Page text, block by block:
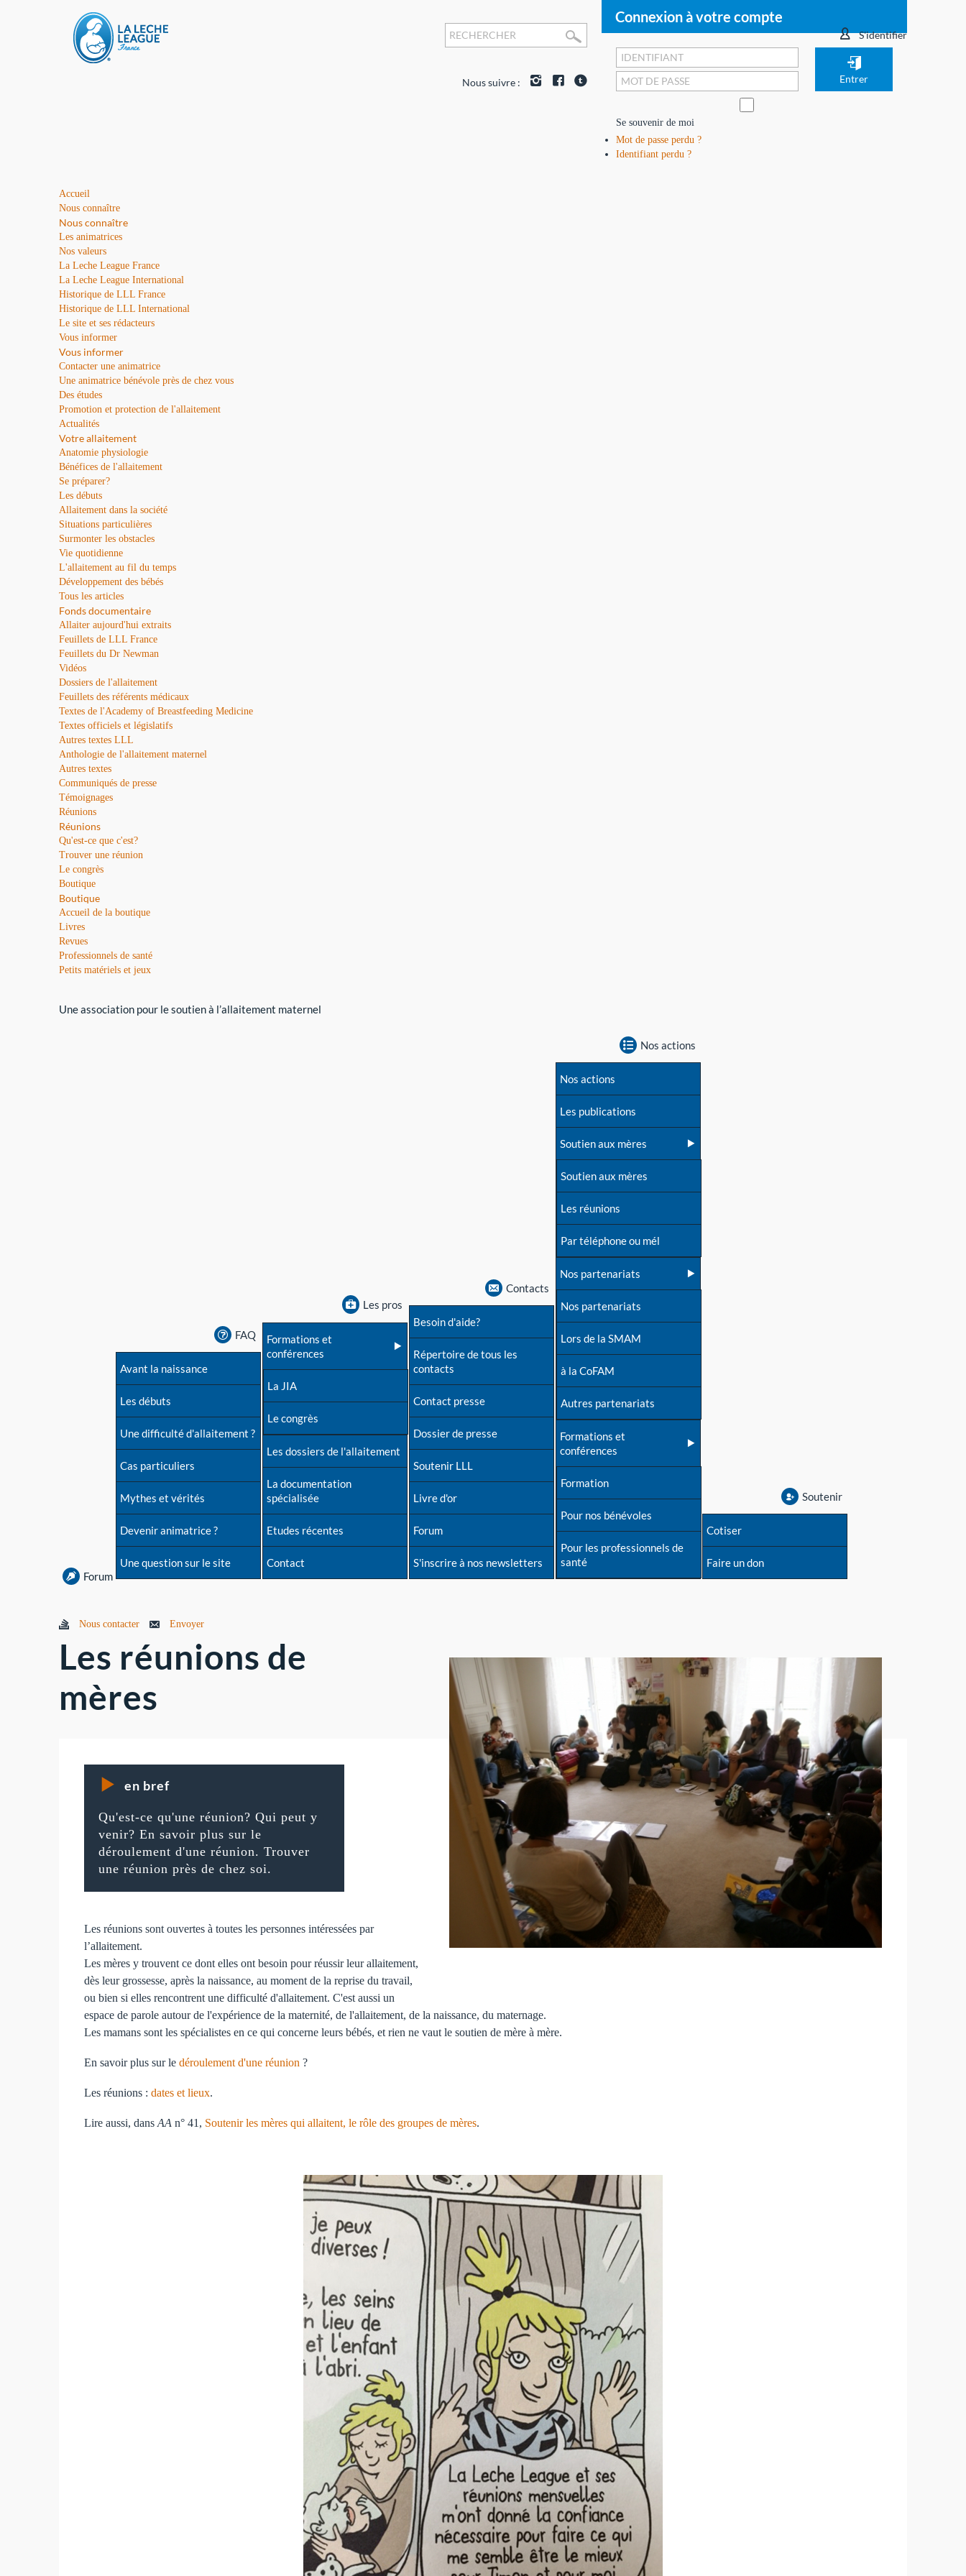
S'identifier
Connexion à votre compte
Se souvenir de moi
Mot de passe perdu ?
Identifiant perdu ?
Nous suivre :
Accueil
Nous connaître
Nous connaître
Les animatrices
Nos valeurs
La Leche League France
La Leche League International
Historique de LLL France
Historique de LLL International
Le site et ses rédacteurs
Vous informer
Vous informer
Contacter une animatrice
Une animatrice bénévole près de chez vous
Des études
Promotion et protection de l'allaitement
Actualités
Votre allaitement
Anatomie physiologie
Bénéfices de l'allaitement
Se préparer?
Les débuts
Allaitement dans la société
Situations particulières
Surmonter les obstacles
Vie quotidienne
L'allaitement au fil du temps
Développement des bébés
Tous les articles
Fonds documentaire
Allaiter aujourd'hui extraits
Feuillets de LLL France
Feuillets du Dr Newman
Vidéos
Dossiers de l'allaitement
Feuillets des référents médicaux
Textes de l'Academy of Breastfeeding Medicine
Textes officiels et législatifs
Autres textes LLL
Anthologie de l'allaitement maternel
Autres textes
Communiqués de presse
Témoignages
Réunions
Réunions
Qu'est-ce que c'est?
Trouver une réunion
Le congrès
Boutique
Boutique
Accueil de la boutique
Livres
Revues
Professionnels de santé
Petits matériels et jeux
Une association pour le soutien à l’allaitement maternel
Forum
FAQ
Avant la naissance
Les débuts
Une difficulté d'allaitement ?
Cas particuliers
Mythes et vérités
Devenir animatrice ?
Une question sur le site
Les pros
Formations et
conférences
La JIA
Le congrès
Les dossiers de l'allaitement
La documentation
spécialisée
Etudes récentes
Contact
Contacts
Besoin d'aide?
Répertoire de tous les
contacts
Contact presse
Dossier de presse
Soutenir LLL
Livre d'or
Forum
S'inscrire à nos newsletters
Nos actions
Nos actions
Les publications
Soutien aux mères
Soutien aux mères
Les réunions
Par téléphone ou mél
Nos partenariats
Nos partenariats
Lors de la SMAM
à la CoFAM
Autres partenariats
Formations et
conférences
Formation
Pour nos bénévoles
Pour les professionnels de
santé
Soutenir
Cotiser
Faire un don
Nous contacter Envoyer
Les réunions de
mères
en bref
Qu'est-ce qu'une réunion? Qui peut y
venir? En savoir plus sur le
déroulement d'une réunion. Trouver
une réunion près de chez soi.
Les réunions sont ouvertes à toutes les personnes intéressées par
l’allaitement.
Les mères y trouvent ce dont elles ont besoin pour réussir leur allaitement,
dès leur grossesse, après la naissance, au moment de la reprise du travail,
ou bien si elles rencontrent une difficulté d'allaitement. C'est aussi un
espace de parole autour de l'expérience de la maternité, de l'allaitement, de la naissance, du maternage.
Les mamans sont les spécialistes en ce qui concerne leurs bébés, et rien ne vaut le soutien de mère à mère.
En savoir plus sur ledéroulement d'une réunion ?
Les réunions :dates et lieux.
Lire aussi, dansAA n° 41, Soutenir les mères qui allaitent, le rôle des groupes de mères.